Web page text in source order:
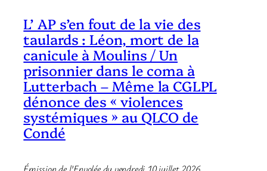
L’ AP s’en fout de la vie des
taulards : Léon, mort de la
canicule à Moulins / Un
prisonnier dans le coma à
Lutterbach – Même la CGLPL
dénonce des « violences
systémiques » au QLCO de
Condé